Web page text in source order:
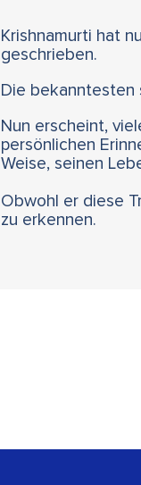
Krishnamurti hat
geschrieben.
Die bekanntesten
Nun erscheint,
persönlichen
Weise, seinen
Obwohl er diese
zu erkennen.